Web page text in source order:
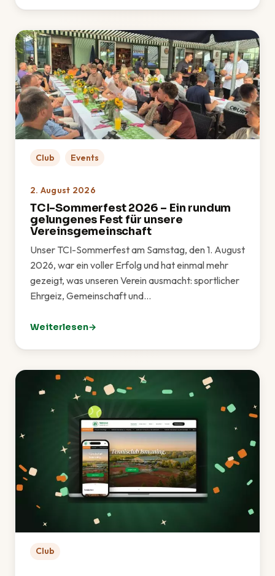
Club Events
2. August 2026
TCI-Sommerfest 2026 – Ein rundum
gelungenes Fest für unsere
Vereinsgemeinschaft
Unser TCI-Sommerfest am Samstag, den 1. August
2026, war ein voller Erfolg und hat einmal mehr
gezeigt, was unseren Verein ausmacht: sportlicher
Ehrgeiz, Gemeinschaft und…
Weiterlesen
: TCI-Sommerfest 2026 – Ein rundum gelungenes
Club